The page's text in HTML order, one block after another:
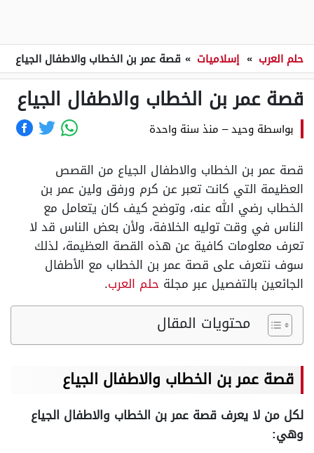
حلم العرب » إسلاميات » قصة عمر بن الخطاب والاطفال الجياع
قصة عمر بن الخطاب والاطفال الجياع
بواسطة وحيد– منذ سنة واحدة
قصة عمر بن الخطاب والاطفال الجياع من القصص
العظيمة التي كانت تعبر عن كرم ورفق ولين عمر بن
الخطاب رضي الله عنه، وتوضح كيف كان يتعامل مع
الناس في وقت توليه الخلافة، ولأن بعض الناس قد لا
تعرف معلومات كافية عن هذه القصة العظيمة، لذلك
سوف نتعرف على قصة عمر بن الخطاب مع الأطفال
الجائعين بالتفصيل عبر مجلة حلم العرب.
محتويات المقال
قصة عمر بن الخطاب والاطفال الجياع
لكل من لا يعرف قصة عمر بن الخطاب والاطفال الجياع
وهي: